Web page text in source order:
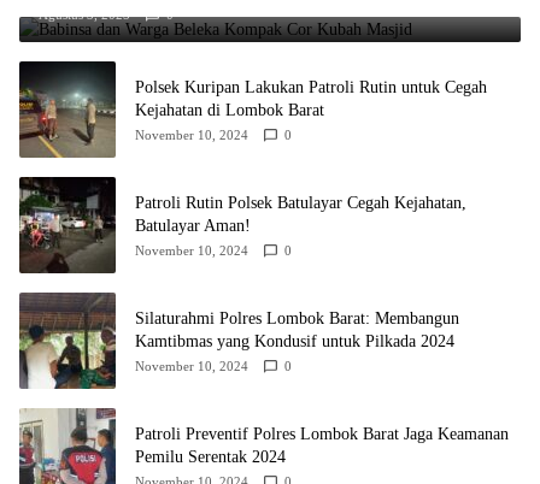
Agustus 3, 2025 0
Polsek Kuripan Lakukan Patroli Rutin untuk Cegah
Kejahatan di Lombok Barat
November 10, 2024 0
Patroli Rutin Polsek Batulayar Cegah Kejahatan,
Batulayar Aman!
November 10, 2024 0
Silaturahmi Polres Lombok Barat: Membangun
Kamtibmas yang Kondusif untuk Pilkada 2024
November 10, 2024 0
Patroli Preventif Polres Lombok Barat Jaga Keamanan
Pemilu Serentak 2024